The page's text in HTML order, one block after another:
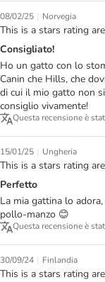
08/02/25 | Norvegia
This is a stars rating
Consigliato!
Ho un gatto con lo
Canin che Hills, che
di cui il mio gatto non
consiglio vivamente!
Questa recensione è
15/01/25 | Ungheria
This is a stars rating
Perfetto
La mia gattina lo
pollo-manzo 😊
Questa recensione è
30/09/24 | Finlandia
This is a stars rating